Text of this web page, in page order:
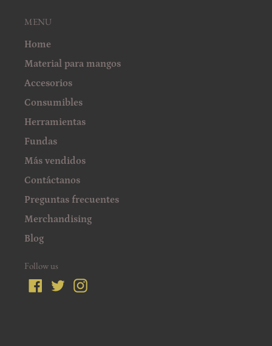
MENU
Home
Material para mangos
Accesorios
Consumibles
Herramientas
Fundas
Más vendidos
Contáctanos
Preguntas frecuentes
Merchandising
Blog
Follow us
Facebook
TwitterInstagram